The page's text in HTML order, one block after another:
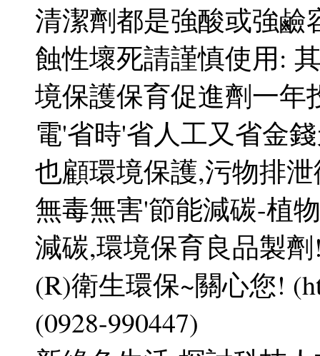
清潔劑都是強酸或強鹼
蝕性壞死請謹慎使用:
境保護保育促進劑一年
電'省時'省人工又省金
也顧環境保護,污物排
無毒無害'節能減碳-植
減碳,環境保育良品製
(R)衛生環保~關心您!
(0928-990447)